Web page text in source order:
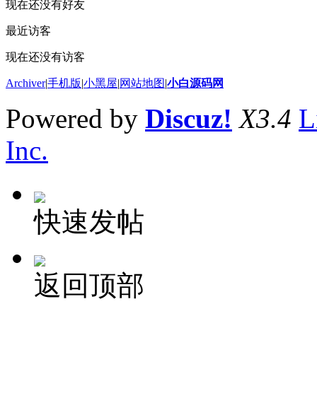
现在还没有好友
最近访客
现在还没有访客
Archiver|手机版|小黑屋|网站地图|小白源码网
Powered by Discuz! X3.4
Inc.
快速发帖
返回顶部